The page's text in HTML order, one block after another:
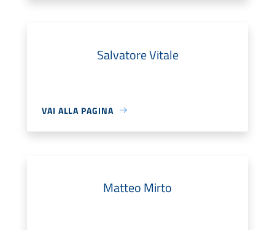
Salvatore Vitale
VAI ALLA PAGINA
Matteo Mirto